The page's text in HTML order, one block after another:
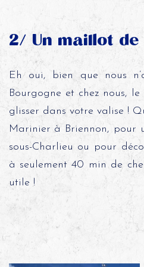
2/ Un maillot de
Eh oui, bien que nous
Bourgogne et chez nous,
glisser dans votre valise !
Marinier à Briennon, pour
sous-Charlieu ou pour
à seulement 40 min de
utile !